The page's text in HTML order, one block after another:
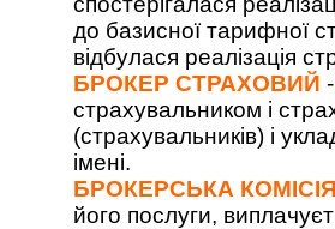
до базисної тарифної
відбулася реалізація
БРОКЕР СТРАХОВИЙ
страхувальником і
(страхувальників) і
імені.
БРОКЕРСЬКА
його послуги,